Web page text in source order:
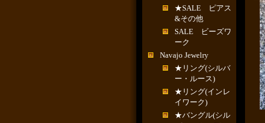
★SALE ピアス
&その他
SALE ビーズワ
ーク
Navajo Jewelry
★リング(シルバ
ー・ルース)
★リング(インレ
イワーク)
★バングル(シル